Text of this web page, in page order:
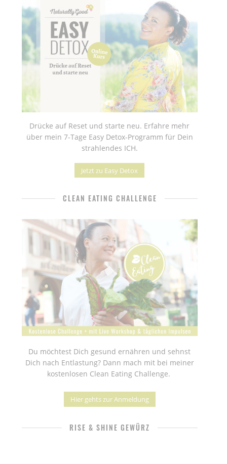
Drücke auf Reset und starte neu. Erfahre mehr
über mein 7-Tage Easy Detox-Programm für Dein
strahlendes ICH.
Jetzt zu Easy Detox
CLEAN EATING CHALLENGE
Du möchtest Dich gesund ernähren und sehnst
Dich nach Entlastung? Dann mach mit bei meiner
kostenlosen Clean Eating Challenge.
Hier gehts zur Anmeldung
RISE & SHINE GEWÜRZ